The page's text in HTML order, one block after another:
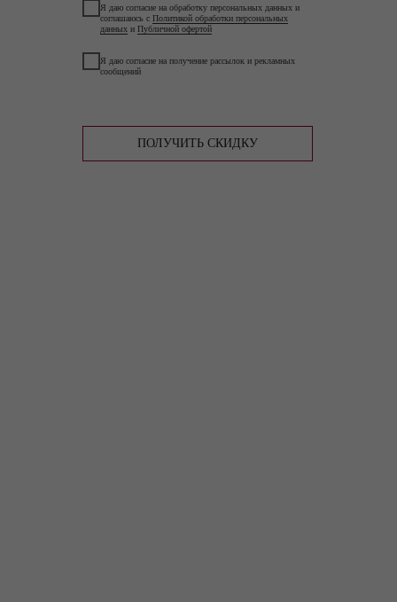
Я даю согласие на обработку персональных данных и
соглашаюсь с Политикой обработки персональных
данных и Публичной офертой
Я даю согласие на получение рассылок и рекламных
сообщений
ПОЛУЧИТЬ СКИДКУ